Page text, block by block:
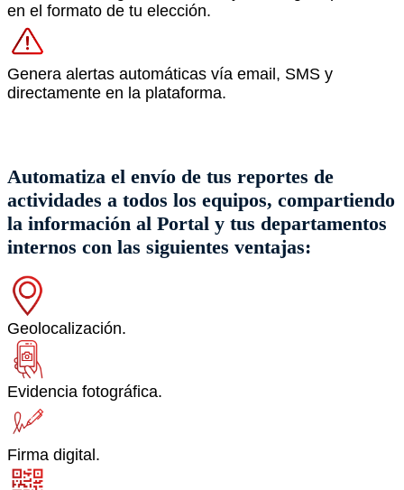
en el formato de tu elección.
Genera alertas automáticas vía email, SMS y
directamente en la plataforma.
Automatiza el envío de tus reportes de
actividades a todos los equipos, compartiendo
la información al Portal y tus departamentos
internos con las siguientes ventajas:
Geolocalización.
Evidencia fotográfica.
Firma digital.